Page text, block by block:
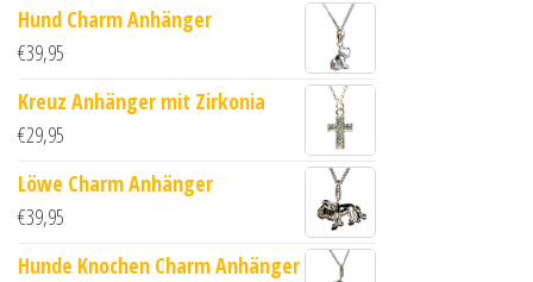
Hund Charm Anhänger
€39,95
Kreuz Anhänger mit Zirkonia
€29,95
Löwe Charm Anhänger
€39,95
Hunde Knochen Charm Anhänger